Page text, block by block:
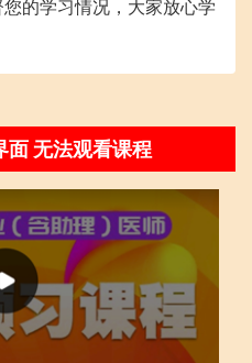
的学习情况，大家放心学
面 无法观看课程